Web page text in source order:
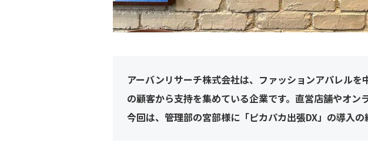
アーバンリサーチ株式会社は、ファッションアパレル
の顧客から支持を集めている企業です。直営店舗やオン
今回は、管理部の宮部様に「ピカパカ出張DX」の導入の